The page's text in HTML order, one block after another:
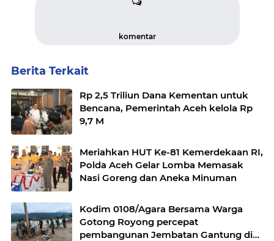
komentar
Berita Terkait
Rp 2,5 Triliun Dana Kementan untuk
Bencana, Pemerintah Aceh kelola Rp
9,7 M
Meriahkan HUT Ke-81 Kemerdekaan RI,
Polda Aceh Gelar Lomba Memasak
Nasi Goreng dan Aneka Minuman
Kodim 0108/Agara Bersama Warga
Gotong Royong percepat
pembangunan Jembatan Gantung di